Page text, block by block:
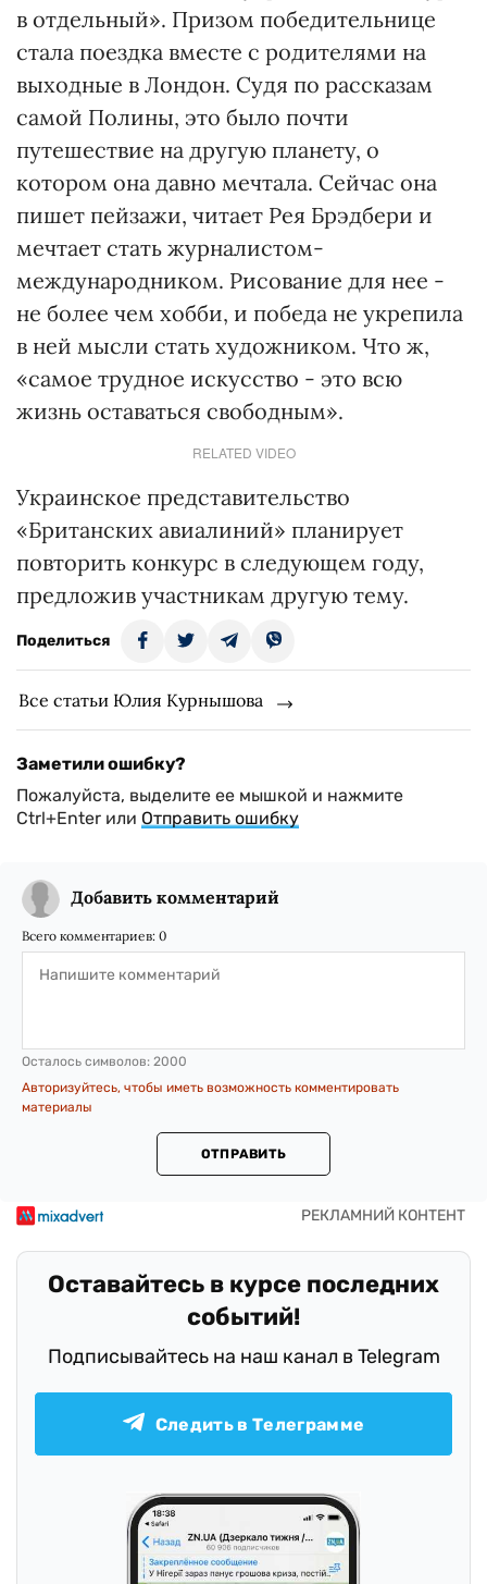
в отдельный». Призом победительнице
стала поездка вместе с родителями на
выходные в Лондон. Судя по рассказам
самой Полины, это было почти
путешествие на другую планету, о
котором она давно мечтала. Сейчас она
пишет пейзажи, читает Рея Брэдбери и
мечтает стать журналистом-
международником. Рисование для нее -
не более чем хобби, и победа не укрепила
в ней мысли стать художником. Что ж,
«самое трудное искусство - это всю
жизнь оставаться свободным».
RELATED VIDEO
Украинское представительство
«Британских авиалиний» планирует
повторить конкурс в следующем году,
предложив участникам другую тему.
Поделиться
Все статьи Юлия Курнышова
Заметили ошибку?
Пожалуйста, выделите ее мышкой и нажмите
Ctrl+Enter или Отправить ошибку
Добавить комментарий
Всего комментариев: 0
Осталось символов: 2000
Авторизуйтесь, чтобы иметь возможность комментировать
материалы
ОТПРАВИТЬ
Оставайтесь в курсе последних
событий!
Подписывайтесь на наш канал в Telegram
Следить в Телеграмме